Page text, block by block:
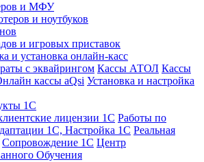
и МФУ
и ноутбуков
и игровых приставок
и установка онлайн-касс
с эквайрингом Кассы АТОЛ Кассы
кассы aQsi Установка и настройка
1С
лицензии 1С Работы по
1С, Настройка 1С Реальная
Сопровождение 1С Центр
Обучения